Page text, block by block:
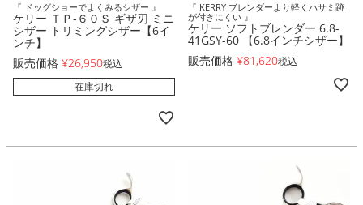
『 ドッグショーでよくみるシザー 』
ケリー ＴＰ-６０Ｓ ギザ刃 ミニ
シザー トリミングシザー【6イ
ンチ】
販売価格 ¥26,950税込
在庫切れ
『 KERRY ブレンダーより軽くハサミ跡
が付きにくい 』
ケリー ソフトブレンダー 6.8-
41GSY-60 【6.8インチシザー】
販売価格 ¥81,620税込